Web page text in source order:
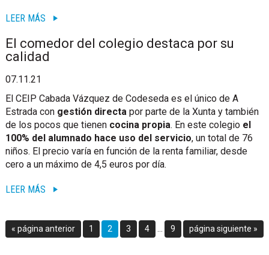
LEER MÁS
El comedor del colegio destaca por su
calidad
07.11.21
El CEIP Cabada Vázquez de Codeseda es el único de A
Estrada con gestión directapor parte de la Xunta y también
de los pocos que tienen cocina propia. En este colegio el
100% del alumnado hace uso del servicio, un total de 76
niños. El precio varía en función de la renta familiar, desde
cero a un máximo de 4,5 euros por día.
LEER MÁS
« Ir
a
página anterior
Go
to
1
Go
to
2
Go
to
3
Go
to
4
Páginas
intermedias
Go
to
9
Ir
a
página siguiente »